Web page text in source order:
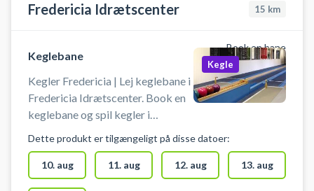
Fredericia Idrætscenter 15 km
Book en bane
Keglebane
Kegler Fredericia | Lej keglebane i
Fredericia Idrætscenter. Book en
keglebane og spil kegler i
keglebaner i idrætscentret i
Fredericia. Der er i alt 8 moderne
keglebaner med gode
Kegle
Dette produkt er tilgængeligt på disse datoer:
10. aug 11. aug 12. aug 13. aug